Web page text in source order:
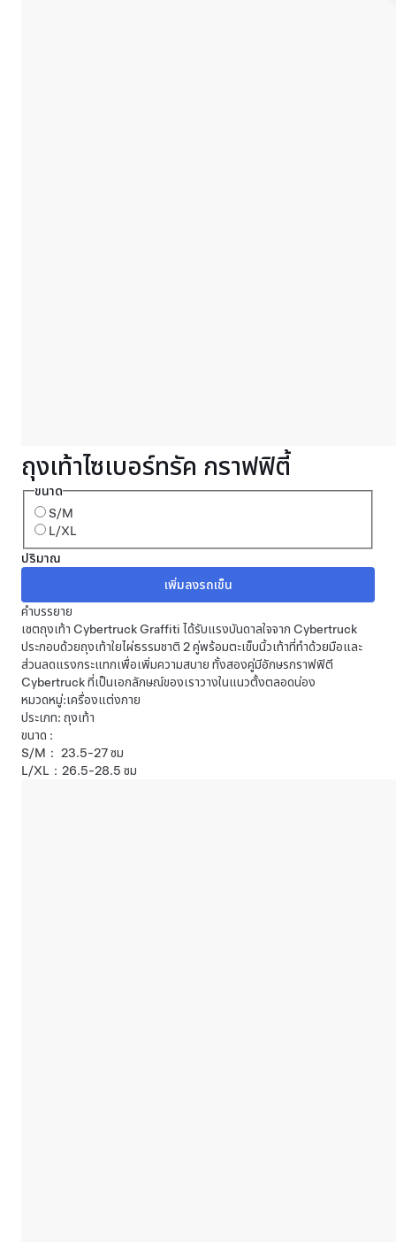
ถุงเท้าไซเบอร์ทรัค กราฟฟิตี้
ขนาด
S/M
L/XL
ปริมาณ
คำบรรยาย
เซตถุงเท้า Cybertruck Graffiti ได้รับแรงบันดาลใจจาก Cybertruck
ประกอบด้วยถุงเท้าใยไผ่ธรรมชาติ 2 คู่พร้อมตะเข็บนิ้วเท้าที่ทำด้วยมือและ
ส่วนลดแรงกระแทกเพื่อเพิ่มความสบาย ทั้งสองคู่มีอักษรกราฟฟิตี
Cybertruck ที่เป็นเอกลักษณ์ของเราวางในแนวตั้งตลอดน่อง
หมวดหมู่:เครื่องแต่งกาย
ประเภท: ถุงเท้า
ขนาด :
S/M： 23.5-27 ซม
L/XL：26.5-28.5 ซม